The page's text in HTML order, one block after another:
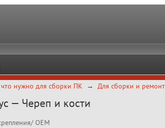
что нужно для сборки ПК Для сборки и
— Череп и кости
OEM